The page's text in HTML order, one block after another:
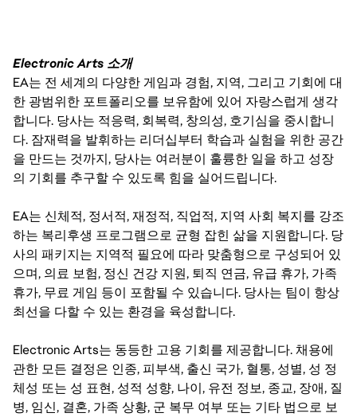
Electronic Arts 소개
EA는 전 세계의 다양한 게임과 경험, 지역, 그리고 기회에 대
한 광범위한 포트폴리오를 보유함에 있어 자랑스럽게 생각
합니다. 당사는 적응력, 회복력, 창의성, 호기심을 중시합니
다. 잠재력을 발휘하는 리더십부터 학습과 실험을 위한 공간
을 만드는 것까지, 당사는 여러분이 훌륭한 일을 하고 성장
의 기회를 추구할 수 있도록 힘을 실어드립니다.
EA는 신체적, 정서적, 재정적, 직업적, 지역 사회 복지를 강조
하는 복리후생 프로그램으로 균형 잡힌 삶을 지원합니다. 당
사의 패키지는 지역적 필요에 따라 맞춤형으로 구성되어 있
으며, 의료 보험, 정신 건강 지원, 퇴직 연금, 유급 휴가, 가족
휴가, 무료 게임 등이 포함될 수 있습니다. 당사는 팀이 항상
최선을 다할 수 있는 환경을 육성합니다.
Electronic Arts는 동등한 고용 기회를 제공합니다. 채용에
관한 모든 결정은 인종, 피부색, 출신 국가, 혈통, 성별, 성 정
체성 또는 성 표현, 성적 성향, 나이, 유전 정보, 종교, 장애, 질
병, 임신, 결혼, 가족 상황, 군 복무 여부 또는 기타 법으로 보